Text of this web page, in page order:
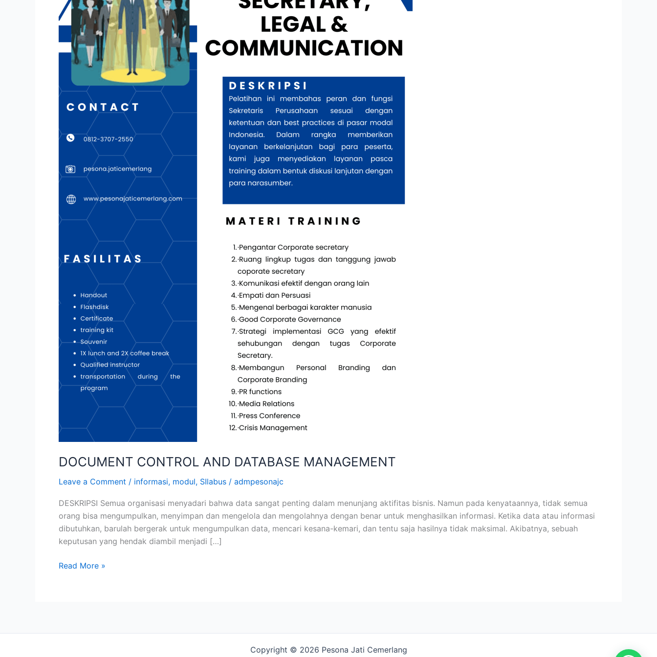
DOCUMENT CONTROL AND DATABASE MANAGEMENT
Leave a Comment / informasi, modul, SIlabus / admpesonajc
DESKRIPSI Semua organisasi menyadari bahwa data sangat penting dalam menunjang aktifitas bisnis. Namun pada kenyataannya, tidak semua
orang bisa mengumpulkan, menyimpan dan mengelola dan mengolahnya dengan benar untuk menghasilkan informasi. Ketika data atau informasi
dibutuhkan, barulah bergerak untuk mengumpulkan data, mencari kesana-kemari, dan tentu saja hasilnya tidak maksimal. Akibatnya, sebuah
keputusan yang hendak diambil menjadi […]
Read More »
Copyright © 2026 Pesona Jati Cemerlang